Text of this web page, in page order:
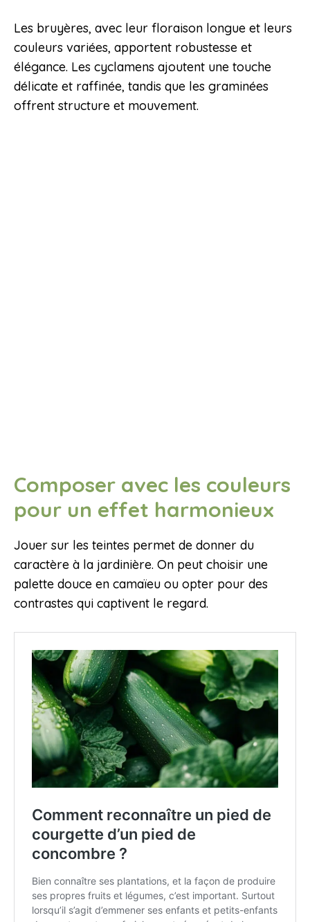
Les bruyères, avec leur floraison longue et leurs
couleurs variées, apportent robustesse et
élégance. Les cyclamens ajoutent une touche
délicate et raffinée, tandis que les graminées
offrent structure et mouvement.
Composer avec les couleurs
pour un effet harmonieux
Jouer sur les teintes permet de donner du
caractère à la jardinière. On peut choisir une
palette douce en camaïeu ou opter pour des
contrastes qui captivent le regard.